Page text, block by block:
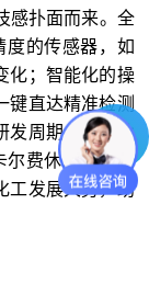
感扑面而来。全
度的传感器，如
化；智能化的操
键直达精准检测
发周期，为企业
尔费休水分仪在
工发展大势，助